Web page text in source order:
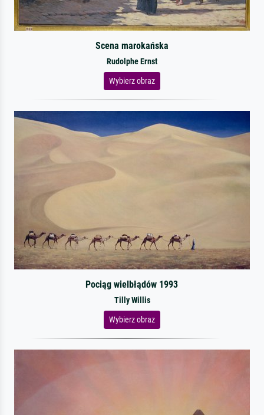
Scena marokańska
Rudolphe Ernst
Wybierz obraz
Pociąg wielbłądów 1993
Tilly Willis
Wybierz obraz